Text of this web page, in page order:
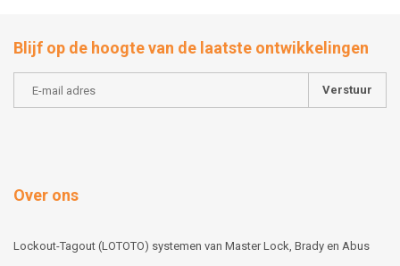
Blijf op de hoogte van de laatste ontwikkelingen
Verstuur
Over ons
Lockout-Tagout (LOTOTO) systemen van Master Lock, Brady en Abus